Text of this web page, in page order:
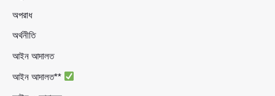
অপরাধ
অর্থনীতি
আইন আদালত
আইন আদালত**